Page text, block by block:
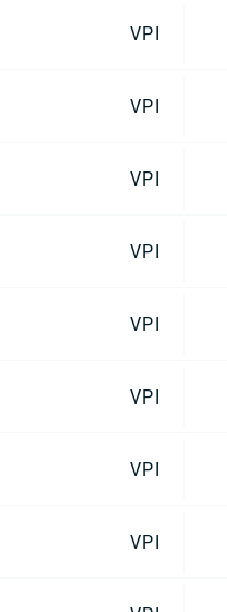
VPI
VPI
VPI
VPI
VPI
VPI
VPI
VPI